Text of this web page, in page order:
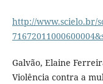
http://www.scielo.br/
Galvão, Elaine
Violência contra a